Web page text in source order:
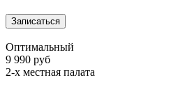
Записаться
Оптимальный
9 990 руб
2-х местная палата